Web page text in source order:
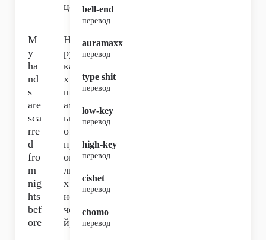
це,
M
y
ha
nd
s
are
sca
rre
d
fro
m
nig
hts
bef
ore
На
ру
ка
х
шр
ам
ы
от
пр
ош
лы
х
но
че
й,
bell-end
перевод
auramaxx
перевод
type shit
перевод
low-key
перевод
high-key
перевод
cishet
перевод
chomo
перевод